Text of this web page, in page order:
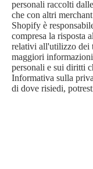
personali raccolti
che con altri
Shopify è
compresa la risposta
relativi all'utilizzo dei
maggiori
personali e sui diritti
Informativa sulla
di dove risiedi,